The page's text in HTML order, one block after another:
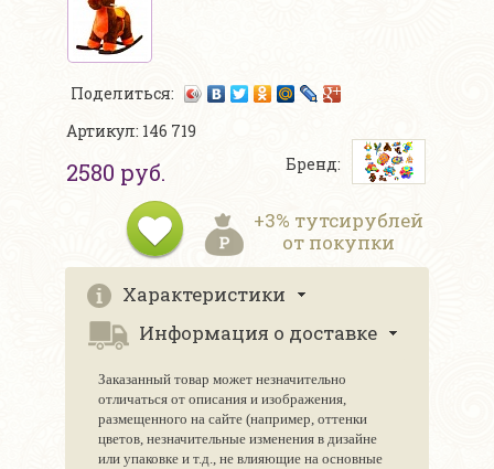
Поделиться:
Артикул: 146 719
2580 руб. Бренд:
+3% тутсирублей
от покупки
Характеристики
Информация о доставке
Заказанный товар может незначительно
отличаться от описания и изображения,
размещенного на сайте (например, оттенки
цветов, незначительные изменения в дизайне
или упаковке и т.д., не влияющие на основные